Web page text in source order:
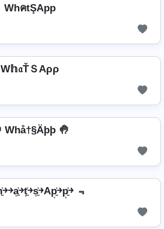
WhคtŞApp
W𝕙𝔞ŤＳAρρ
Whå†§Äþþ 🤚
￫￫a͎͍͐￫t͎͍͐￫s͎͍͐￫Ap͎͍͐￫p͎͍͐￫ ﹃